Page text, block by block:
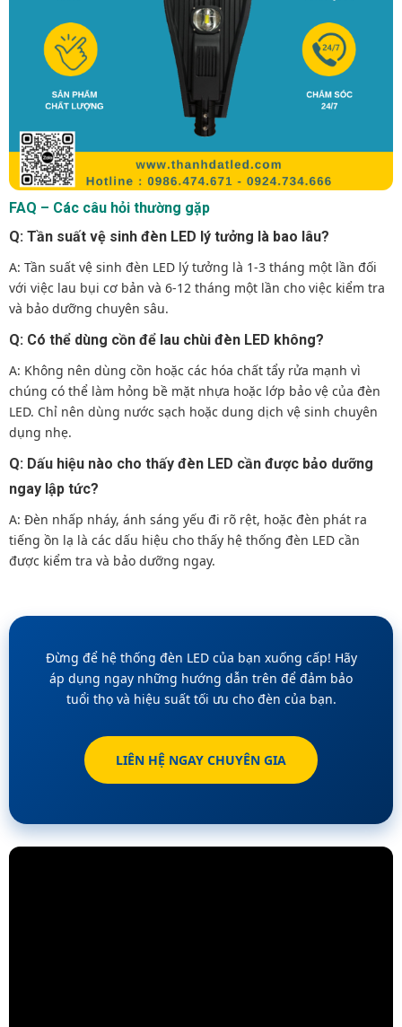
FAQ – Các câu hỏi thường gặp
Q: Tần suất vệ sinh đèn LED lý tưởng là bao lâu?
A: Tần suất vệ sinh đèn LED lý tưởng là 1-3 tháng một lần đối
với việc lau bụi cơ bản và 6-12 tháng một lần cho việc kiểm tra
và bảo dưỡng chuyên sâu.
Q: Có thể dùng cồn để lau chùi đèn LED không?
A: Không nên dùng cồn hoặc các hóa chất tẩy rửa mạnh vì
chúng có thể làm hỏng bề mặt nhựa hoặc lớp bảo vệ của đèn
LED. Chỉ nên dùng nước sạch hoặc dung dịch vệ sinh chuyên
dụng nhẹ.
Q: Dấu hiệu nào cho thấy đèn LED cần được bảo dưỡng
ngay lập tức?
A: Đèn nhấp nháy, ánh sáng yếu đi rõ rệt, hoặc đèn phát ra
tiếng ồn lạ là các dấu hiệu cho thấy hệ thống đèn LED cần
được kiểm tra và bảo dưỡng ngay.
Đừng để hệ thống đèn LED của bạn xuống cấp! Hãy
áp dụng ngay những hướng dẫn trên để đảm bảo
tuổi thọ và hiệu suất tối ưu cho đèn của bạn.
LIÊN HỆ NGAY CHUYÊN GIA